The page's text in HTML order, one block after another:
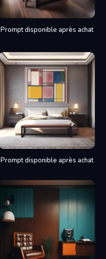
Prompt disponible après achat
Prompt disponible après achat